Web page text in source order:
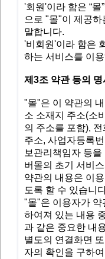
'회원'이라 함은 “몰
으로 "몰"이 제공
말합니다.
'비회원'이라 함은
하는 서비스를 이
제3조 약관 등의
"몰"은 이 약관의
소 소재지 주소(소
의 주소를 포함), 전
주소, 사업자등록
보관리책임자 등을
버몰의 초기 서비
약관의 내용은 이
도록 할 수 있습니
"몰"은 이용자가 약
하여져 있는 내용
과 같은 중요한 내
별도의 연결화면
자의 확인을 구하